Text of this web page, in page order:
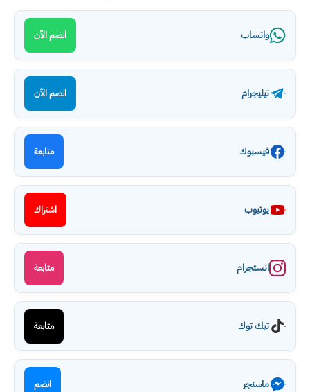
واتساب انضم الآن
تيليجرام انضم الآن
فيسبوك متابعة
يوتيوب اشتراك
انستجرام متابعة
تيك توك متابعة
ماسنجر انضم